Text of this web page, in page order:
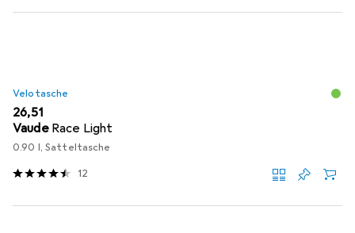
Velotasche
EUR
26,51
Vaude Race Light
0.90 l, Satteltasche
12